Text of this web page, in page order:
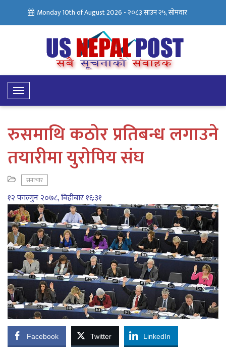
Monday 10th of August 2026 -२०८३ साउन २५, सोमवार
Toggle
Navigation
रुसमाथि कठोर प्रतिबन्ध लगाउने
तयारीमा युरोपिय संघ
समाचार
१२ फाल्गुन २०७८, बिहीबार १६:३१
Facebook Twitter LinkedIn